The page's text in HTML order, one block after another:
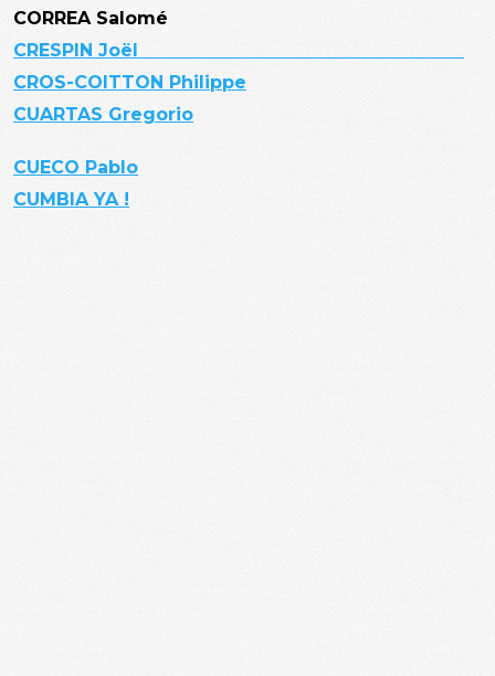
CORREA Salomé
CRESPIN Joël
CROS-COITTON Philippe
CUARTAS Gregorio
CUECO Pablo
CUMBIA YA !